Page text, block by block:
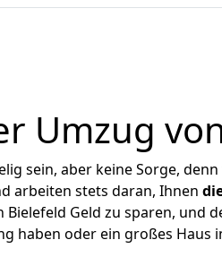
Umzug
sein, aber keine Sorge,
arbeiten stets daran, Ihnen
Geld zu sparen, und
haben oder ein großes